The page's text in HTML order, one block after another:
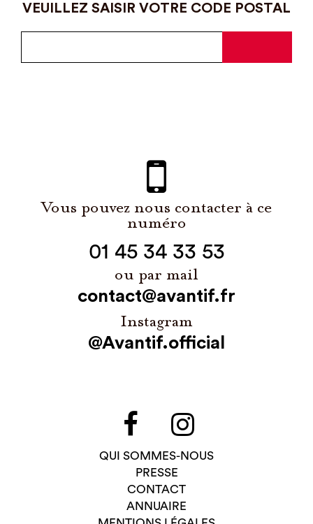
VEUILLEZ SAISIR VOTRE CODE POSTAL
Vous pouvez nous contacter à ce
numéro
01 45 34 33 53
ou par mail
contact@avantif.fr
Instagram
@Avantif.official
QUI SOMMES-NOUS
PRESSE
CONTACT
ANNUAIRE